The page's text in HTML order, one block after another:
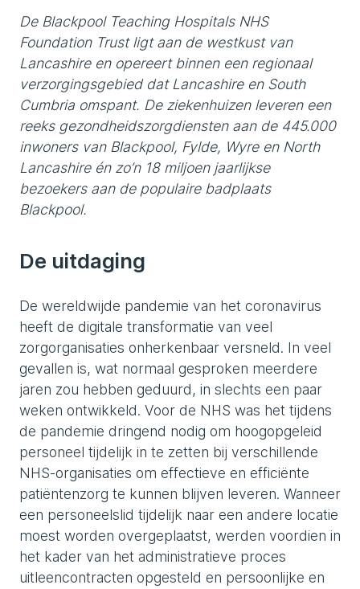
De Blackpool Teaching Hospitals NHS
Foundation Trust ligt aan de westkust van
Lancashire en opereert binnen een regionaal
verzorgingsgebied dat Lancashire en South
Cumbria omspant. De ziekenhuizen leveren een
reeks gezondheidszorgdiensten aan de 445.000
inwoners van Blackpool, Fylde, Wyre en North
Lancashire én zo’n 18 miljoen jaarlijkse
bezoekers aan de populaire badplaats
Blackpool.
De uitdaging
De wereldwijde pandemie van het coronavirus
heeft de digitale transformatie van veel
zorgorganisaties onherkenbaar versneld. In veel
gevallen is, wat normaal gesproken meerdere
jaren zou hebben geduurd, in slechts een paar
weken ontwikkeld. Voor de NHS was het tijdens
de pandemie dringend nodig om hoogopgeleid
personeel tijdelijk in te zetten bij verschillende
NHS-organisaties om effectieve en efficiënte
patiëntenzorg te kunnen blijven leveren. Wanneer
een personeelslid tijdelijk naar een andere locatie
moest worden overgeplaatst, werden voordien in
het kader van het administratieve proces
uitleencontracten opgesteld en persoonlijke en